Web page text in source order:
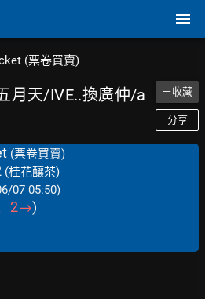
(票卷買賣)
月天/IVE..換廣仲/a
＋收藏
分享
(票卷買賣)
(桂花釀茶)
07 05:50)
2→)